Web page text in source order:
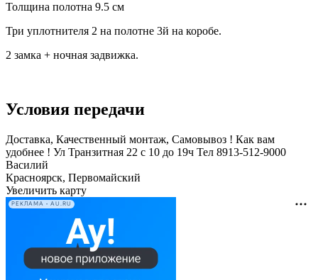
Толщина полотна 9.5 см
Три уплотнителя 2 на полотне 3й на коробе.
2 замка + ночная задвижка.
Условия передачи
Доставка, Качественный монтаж, Самовывоз ! Как вам
удобнее ! Ул Транзитная 22 с 10 до 19ч Тел 8913-512-9000
Василий
Красноярск, Первомайский
Увеличить карту
РЕКЛАМА • AU.RU